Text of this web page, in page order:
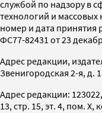
службой по надзору в
технологий и
номер и дата принятия
ФС77-82431 от 23
Адрес редакции,
Звенигородская 2-я, д.
Адрес редакции:
13, стр. 15, эт. 4, пом. X,